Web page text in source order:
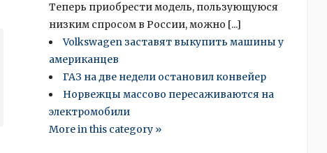
Теперь приобрести модель, пользующуюся
низким спросом в России, можно [...]
Volkswagen заставят выкупить машины у
американцев
ГАЗ на две недели остановил конвейер
Норвежцы массово пересаживаются на
электромобили
More in this category »